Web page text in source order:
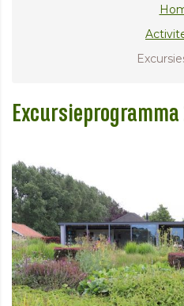
Excursieprogramma